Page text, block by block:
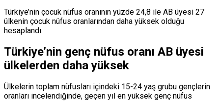
Türkiye’nin çocuk nüfus oranının yüzde 24,8 ile AB üyesi 27
ülkenin çocuk nüfus oranlarından daha yüksek olduğu
hesaplandı.
Türkiye’nin genç nüfus oranı AB üyesi
ülkelerden daha yüksek
Ülkelerin toplam nüfusları içindeki 15-24 yaş grubu gençlerin
oranları incelendiğinde, geçen yıl en yüksek genç nüfus